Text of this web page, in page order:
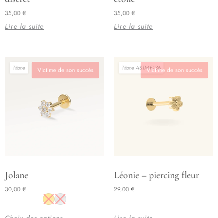
35,00 €
Lire la suite
35,00 €
Lire la suite
Titane Victime de son succès
Jolane
30,00 €
Ce
produit
Titane ASTM-F136Victime de son succès
Léonie – piercing fleur
29,00 €